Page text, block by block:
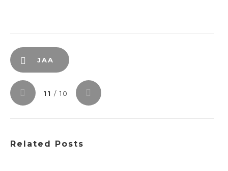
JAA
11 / 10
Related Posts